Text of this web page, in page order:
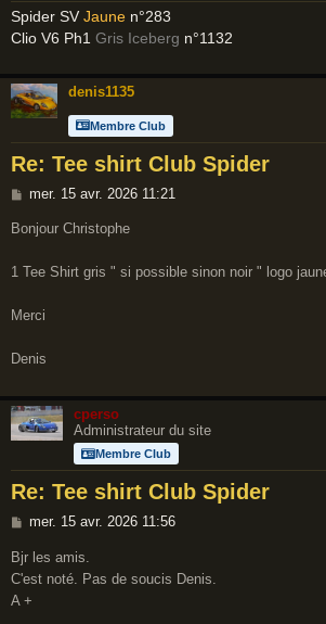
Spider SV Jaune n°283
Clio V6 Ph1 Gris Iceberg n°1132
denis1135
Membre Club
Re: Tee shirt Club Spider
M
s
a
e
mer. 15 avr. 2026 11:21
Bonjour Christophe
1 Tee Shirt gris " si possible sinon noir " logo
Merci
Denis
cperso
Administrateur du site
Membre Club
Re: Tee shirt Club Spider
M
s
s
a
mer. 15 avr. 2026 11:56
Bjr les amis.
C'est noté. Pas de soucis Denis.
A +